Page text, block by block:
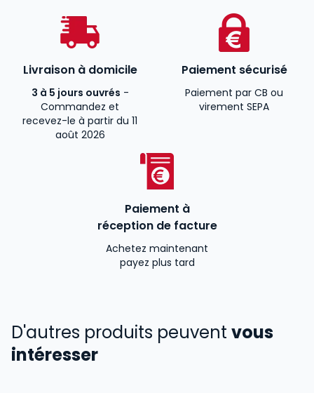
Livraison à domicile
3 à 5 jours ouvrés -
Commandez et
recevez-le à partir du 11
août 2026
Paiement sécurisé
Paiement par CB ou
virement SEPA
Paiement à
réception de facture
Achetez maintenant
payez plus tard
D'autres produits peuvent vous
intéresser